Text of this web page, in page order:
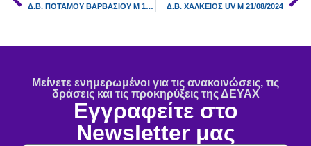
Δ.Β. ΠΟΤΑΜΟΥ ΒΑΡΒΑΣΙΟΥ Μ 19/08/2024 Δ.Β. ΧΑΛΚΕΙΟΣ UV Μ 21/08/2024
Μείνετε ενημερωμένοι για τις ανακοινώσεις, τις
δράσεις και τις προκηρύξεις της ΔΕΥΑΧ
Εγγραφείτε στο
Newsletter μας